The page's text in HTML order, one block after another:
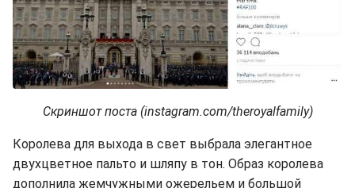
Скриншот поста (instagram.com/theroyalfamily)
Королева для выхода в свет выбрала элегантное
двухцветное пальто и шляпу в тон. Образ королева
дополнила жемчужными ожерельем и большой